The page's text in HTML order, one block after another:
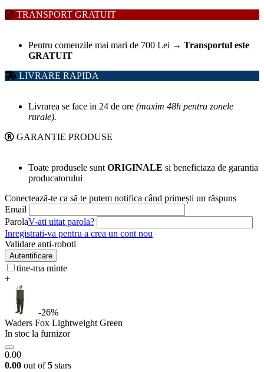
TRANSPORT GRATUIT
Pentru comenzile mai mari de 700 Lei → Transportul este
GRATUIT
LIVRARE RAPIDA
Livrarea se face in 24 de ore (maxim 48h pentru zonele
rurale).
GARANTIE PRODUSE
Toate produsele sunt ORIGINALE si beneficiaza de garantia
producatorului
Conectează-te ca să te putem notifica când primești un răspuns
Email
ParolaV-ati uitat parola?
Inregistrati-va pentru a crea un cont nou
Validare anti-roboti
Autentificare
tine-ma minte
+
-26%
Waders Fox Lightweight Green
In stoc la furnizor
0.00
0.00 out of5 stars